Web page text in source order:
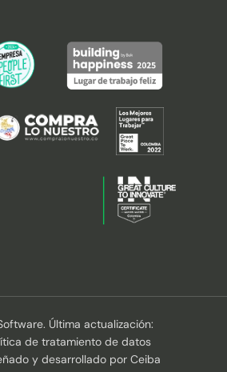
Última actualización:
de tratamiento de datos
y desarrollado por Ceiba